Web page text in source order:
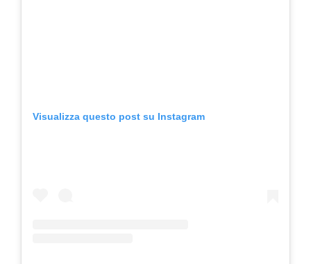
Visualizza questo post su Instagram